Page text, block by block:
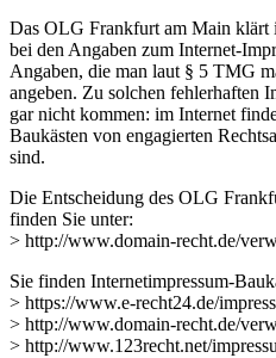
Das OLG Frankfurt am Main klärt
bei den Angaben zum Internet-
Angaben, die man laut § 5 TMG
angeben. Zu solchen fehlerhaften
gar nicht kommen: im Internet
Baukästen von engagierten
sind.
Die Entscheidung des OLG
finden Sie unter:
> http://www.domain-recht.de/
Sie finden Internetimpressum-
> https://www.e-recht24.de/
> http://www.domain-recht.de/
> http://www.123recht.net/